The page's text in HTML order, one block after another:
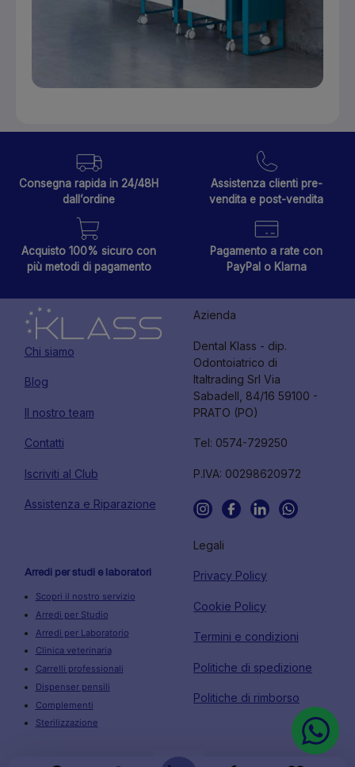
Consegna rapida in 24/48H
dall’ordine
Assistenza clienti pre-
vendita e post-vendita
Acquisto 100% sicuro con
più metodi di pagamento
Pagamento a rate con
PayPal o Klarna
Chi siamo
Blog
Il nostro team
Contatti
Iscriviti al Club
Assistenza e Riparazione
Azienda
Dental Klass - dip.
Odontoiatrico di
Italtrading Srl Via
Sabadell, 84/16 59100 -
PRATO (PO)
Tel: 0574-729250
P.IVA: 00298620972
Arredi per studi e laboratori
Scopri il nostro servizio
Arredi per Studio
Arredi per Laboratorio
Clinica veterinaria
Carrelli professionali
Dispenser pensili
Complementi
Sterilizzazione
Legali
Privacy Policy
Cookie Policy
Termini e condizioni
Politiche di spedizione
Politiche di rimborso